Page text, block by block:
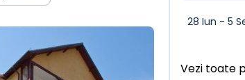
28 Iun - 5
Vezi toate